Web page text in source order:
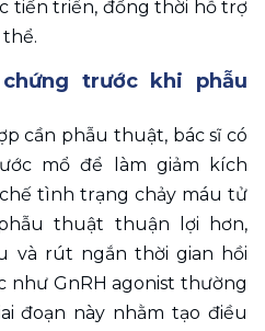
tiến triển, đồng thời hỗ trợ
trước khi phẫu
cần phẫu thuật, bác sĩ có
mổ để làm giảm kích
tình trạng chảy máu tử
thuật thuận lợi hơn,
và rút ngắn thời gian hồi
như GnRH agonist thường
đoạn này nhằm tạo điều